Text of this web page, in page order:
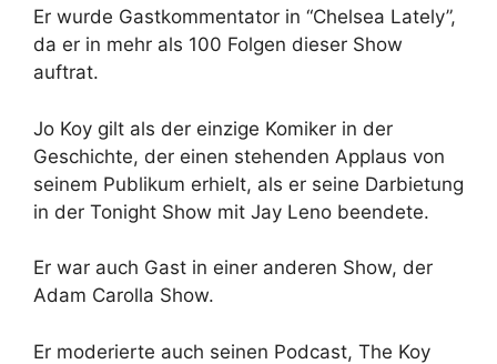
Er wurde Gastkommentator in “Chelsea Lately”,
da er in mehr als 100 Folgen dieser Show
auftrat.
Jo Koy gilt als der einzige Komiker in der
Geschichte, der einen stehenden Applaus von
seinem Publikum erhielt, als er seine Darbietung
in der Tonight Show mit Jay Leno beendete.
Er war auch Gast in einer anderen Show, der
Adam Carolla Show.
Er moderierte auch seinen Podcast, The Koy